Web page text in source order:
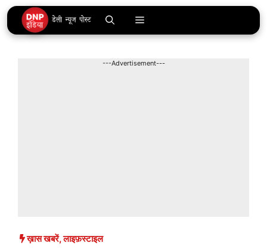
Skip
to
content
Menu
---Advertisement---
ख़ास खबरें,लाइफ़स्टाइल